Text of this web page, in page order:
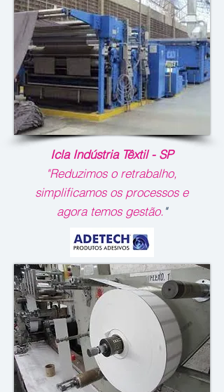
Icla Indústria Têxtil - SP
"Reduzimos o retrabalho,
simplificamos os processos e
agora temos gestão."